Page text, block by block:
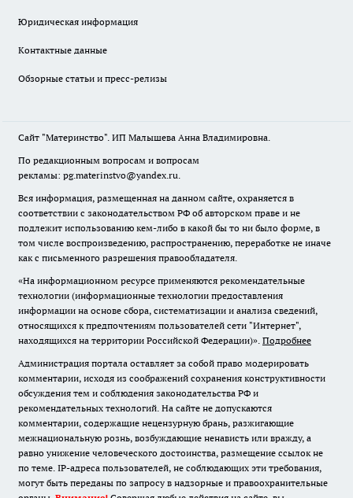
Юридическая информация
Контактные данные
Обзорные статьи и пресс-релизы
Сайт "Материнство". ИП Малышева Анна Владимировна.
По редакционным вопросам и вопросам
рекламы: pg.materinstvo@yandex.ru.
Вся информация, размещенная на данном сайте, охраняется в
соответствии с законодательством РФ об авторском праве и не
подлежит использованию кем-либо в какой бы то ни было форме, в
том числе воспроизведению, распространению, переработке не иначе
как с письменного разрешения правообладателя.
«На информационном ресурсе применяются рекомендательные
технологии (информационные технологии предоставления
информации на основе сбора, систематизации и анализа сведений,
относящихся к предпочтениям пользователей сети "Интернет",
находящихся на территории Российской Федерации)». Подробнее
Администрация портала оставляет за собой право модерировать
комментарии, исходя из соображений сохранения конструктивности
обсуждения тем и соблюдения законодательства РФ и
рекомендательных технологий. На сайте не допускаются
комментарии, содержащие нецензурную брань, разжигающие
межнациональную рознь, возбуждающие ненависть или вражду, а
равно унижение человеческого достоинства, размещение ссылок не
по теме. IP-адреса пользователей, не соблюдающих эти требования,
могут быть переданы по запросу в надзорные и правоохранительные